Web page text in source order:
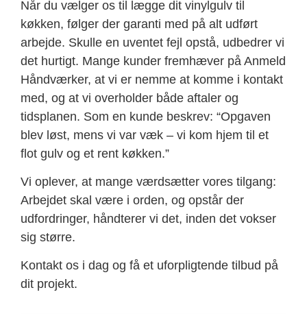
Når du vælger os til lægge dit vinylgulv til
køkken, følger der garanti med på alt udført
arbejde. Skulle en uventet fejl opstå, udbedrer vi
det hurtigt. Mange kunder fremhæver på Anmeld
Håndværker, at vi er nemme at komme i kontakt
med, og at vi overholder både aftaler og
tidsplanen. Som en kunde beskrev: “Opgaven
blev løst, mens vi var væk – vi kom hjem til et
flot gulv og et rent køkken.”
Vi oplever, at mange værdsætter vores tilgang:
Arbejdet skal være i orden, og opstår der
udfordringer, håndterer vi det, inden det vokser
sig større.
Kontakt os i dag og få et uforpligtende tilbud på
dit projekt.